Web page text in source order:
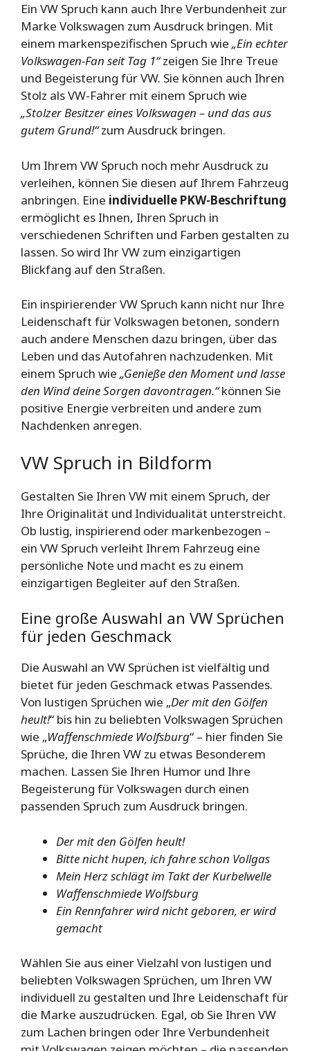
Ein VW Spruch kann auch Ihre Verbundenheit zur
Marke Volkswagen zum Ausdruck bringen. Mit
einem markenspezifischen Spruch wie „Ein echter
Volkswagen-Fan seit Tag 1“zeigen Sie Ihre Treue
und Begeisterung für VW. Sie können auch Ihren
Stolz als VW-Fahrer mit einem Spruch wie
„Stolzer Besitzer eines Volkswagen – und das aus
gutem Grund!“zum Ausdruck bringen.
Um Ihrem VW Spruch noch mehr Ausdruck zu
verleihen, können Sie diesen auf Ihrem Fahrzeug
anbringen. Eine individuelle PKW-Beschriftung
ermöglicht es Ihnen, Ihren Spruch in
verschiedenen Schriften und Farben gestalten zu
lassen. So wird Ihr VW zum einzigartigen
Blickfang auf den Straßen.
Ein inspirierender VW Spruch kann nicht nur Ihre
Leidenschaft für Volkswagen betonen, sondern
auch andere Menschen dazu bringen, über das
Leben und das Autofahren nachzudenken. Mit
einem Spruch wie „Genieße den Moment und lasse
den Wind deine Sorgen davontragen.“können Sie
positive Energie verbreiten und andere zum
Nachdenken anregen.
VW Spruch in Bildform
Gestalten Sie Ihren VW mit einem Spruch, der
Ihre Originalität und Individualität unterstreicht.
Ob lustig, inspirierend oder markenbezogen –
ein VW Spruch verleiht Ihrem Fahrzeug eine
persönliche Note und macht es zu einem
einzigartigen Begleiter auf den Straßen.
Eine große Auswahl an VW Sprüchen
für jeden Geschmack
Die Auswahl an VW Sprüchen ist vielfältig und
bietet für jeden Geschmack etwas Passendes.
Von lustigen Sprüchen wie „Der mit den Gölfen
heult!“ bis hin zu beliebten Volkswagen Sprüchen
wie „Waffenschmiede Wolfsburg“ – hier finden Sie
Sprüche, die Ihren VW zu etwas Besonderem
machen. Lassen Sie Ihren Humor und Ihre
Begeisterung für Volkswagen durch einen
passenden Spruch zum Ausdruck bringen.
Der mit den Gölfen heult!
Bitte nicht hupen, ich fahre schon Vollgas
Mein Herz schlägt im Takt der Kurbelwelle
Waffenschmiede Wolfsburg
Ein Rennfahrer wird nicht geboren, er wird
gemacht
Wählen Sie aus einer Vielzahl von lustigen und
beliebten Volkswagen Sprüchen, um Ihren VW
individuell zu gestalten und Ihre Leidenschaft für
die Marke auszudrücken. Egal, ob Sie Ihren VW
zum Lachen bringen oder Ihre Verbundenheit